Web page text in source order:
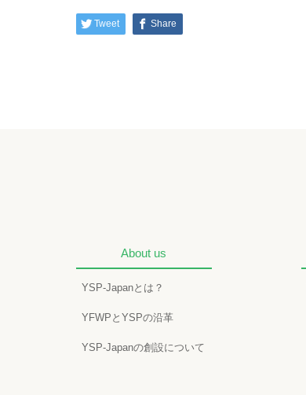
Tweet Share
About us
YSP-Japanとは？
YFWPとYSPの沿革
YSP-Japanの創設について